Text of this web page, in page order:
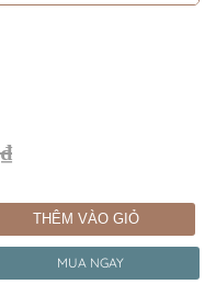
₫
THÊM VÀO GIỎ
MUA NGAY